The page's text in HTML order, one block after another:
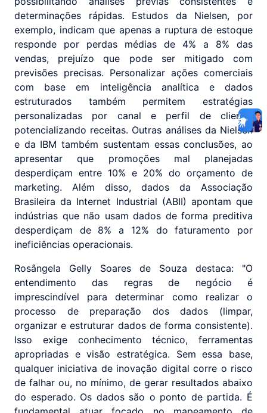
determinações rápidas. Estudos da Nielsen, por
exemplo, indicam que apenas a ruptura de estoque
responde por perdas médias de 4% a 8% das
vendas, prejuízo que pode ser mitigado com
previsões precisas. Personalizar ações comerciais
com base em inteligência analítica e dados
estruturados também permitem estratégias
personalizadas por canal e perfil de cliente,
potencializando receitas. Outras análises da Nielsen
e da IBM também sustentam essas conclusões, ao
apresentar que promoções mal planejadas
desperdiçam entre 10% e 20% do orçamento de
marketing. Além disso, dados da Associação
Brasileira da Internet Industrial (ABII) apontam que
indústrias que não usam dados de forma preditiva
desperdiçam de 8% a 12% do faturamento por
ineficiências operacionais.
Rosângela Gelly Soares de Souza destaca: "O
entendimento das regras de negócio é
imprescindível para determinar como realizar o
processo de preparação dos dados (limpar,
organizar e estruturar dados de forma consistente).
Isso exige conhecimento técnico, ferramentas
apropriadas e visão estratégica. Sem essa base,
qualquer iniciativa de inovação digital corre o risco
de falhar ou, no mínimo, de gerar resultados abaixo
do esperado. Os dados são o ponto de partida. É